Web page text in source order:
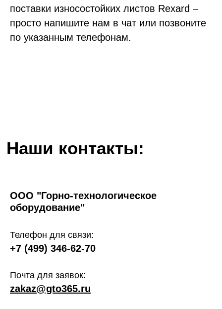
поставки износостойких листов Rexard –
просто напишите нам в чат или позвоните
по указанным телефонам.
Наши контакты:
ООО "Горно-технологическое
оборудование"
Телефон для связи:
+7 (499) 346-62-70
Почта для заявок:
zakaz@gto365.ru